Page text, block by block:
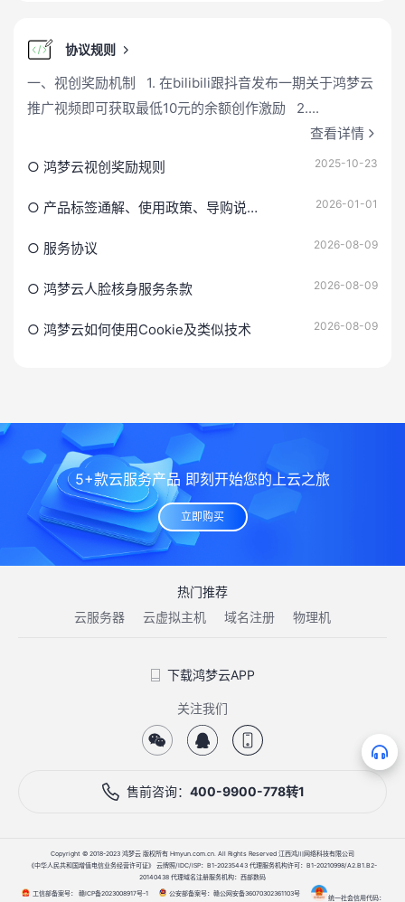
协议规则
一、视创奖励机制 1. 在bilibili跟抖音发布一期关于鸿梦云
推广视频即可获取最低10元的余额创作激励 2....
查看详情
○ 鸿梦云视创奖励规则
2025-10-23
○ 产品标签通解、使用政策、导购说明及常见问题 2026-01-01
○ 服务协议 2026-08-09
○ 鸿梦云人脸核身服务条款 2026-08-09
○ 鸿梦云如何使用Cookie及类似技术 2026-08-09
5+款云服务产品 即刻开始您的上云之旅
立即购买
热门推荐
云服务器
云虚拟主机 域名注册 物理机
下载鸿梦云APP
关注我们
售前咨询： 400-9900-778转1
Copyright © 2018-2023 鸿梦云 版权所有 Hmyun.com.cn. All Rights Reserved 江西鸿川网络科技有限公司
《中华人民共和国增值电信业务经营许可证》 云牌照/IDC/ISP：B1-20235443 代理服务机构许可：B1-20210998/A2.B1.B2-
20140438 代理域名注册服务机构：西部数码
工信部备案号： 赣ICP备2023008917号-1 公安部备案号： 赣公网安备36070302361103号 统一社会信用代码：